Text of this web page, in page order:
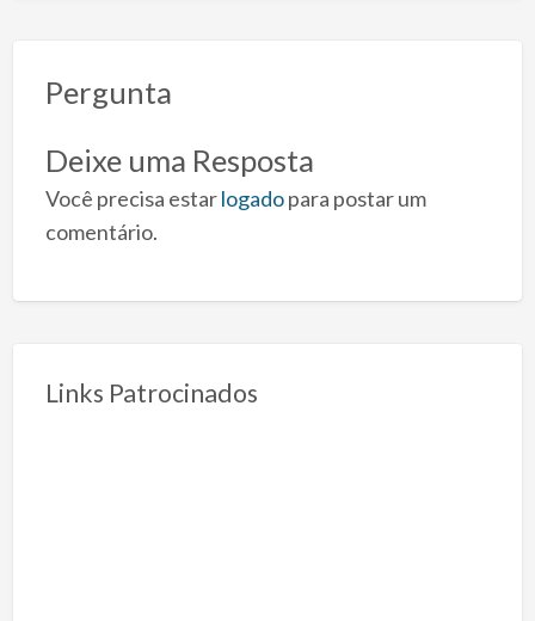
Pergunta
Deixe uma Resposta
Você precisa estarlogadopara postar um
comentário.
Links Patrocinados